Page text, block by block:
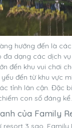
hướng đến là
đa dạng các dịch
đến khu vui chơi
đến từ khu vực
tỉnh lân cận. Đặc
con số đáng kể.
của Family
3 sao, Family